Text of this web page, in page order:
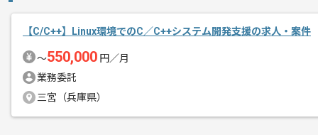
【C/C++】Linux環境でのC／C++システム開発支援の求人・案件
〜550,000 円／月
業務委託
三宮（兵庫県）